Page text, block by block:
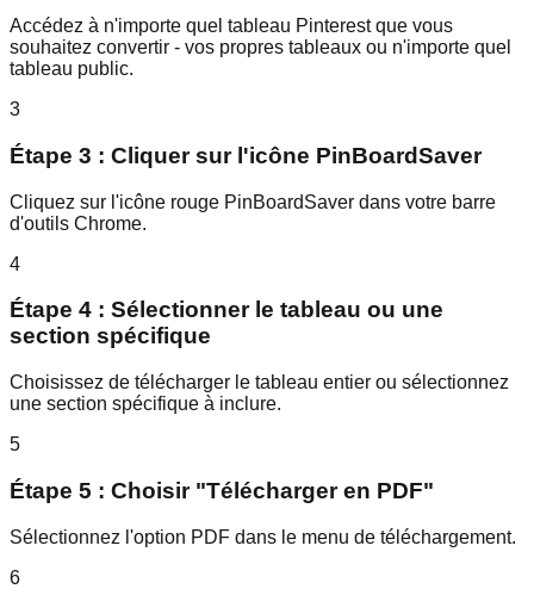
Accédez à n'importe quel tableau Pinterest que vous
souhaitez convertir - vos propres tableaux ou n'importe quel
tableau public.
3
Étape 3 : Cliquer sur l'icône PinBoardSaver
Cliquez sur l'icône rouge PinBoardSaver dans votre barre
d'outils Chrome.
4
Étape 4 : Sélectionner le tableau ou une
section spécifique
Choisissez de télécharger le tableau entier ou sélectionnez
une section spécifique à inclure.
5
Étape 5 : Choisir "Télécharger en PDF"
Sélectionnez l'option PDF dans le menu de téléchargement.
6